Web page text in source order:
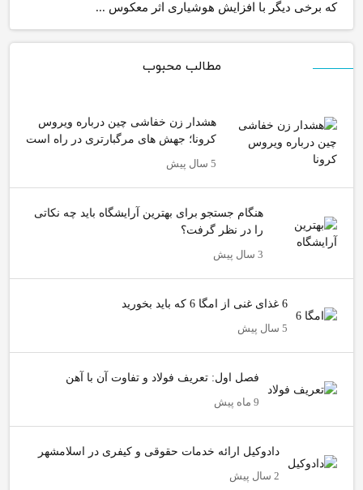
که برخی دیگر با افزایش هوشیاری اثر معکوس ...
مطالب محبوب
هشدار زن خفاشی چین درباره ویروس
کرونا؛ جهش های مرگبارتری در راه است
5 سال پیش
هنگام جستجو برای بهترین آرایشگاه باید چه نکاتی
را در نظر گرفت؟
3 سال پیش
6 غذای غنی از امگا 6 که باید بخورید
5 سال پیش
فصل اول: تعریف فولاد و تفاوت آن با آهن
9 ماه پیش
دادوکیل ارائه خدمات حقوقی و کیفری در اسلامشهر
2 سال پیش